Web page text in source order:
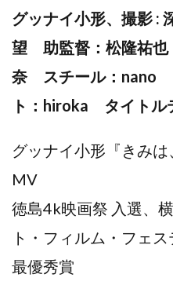
グッナイ小形、撮影 :
望 助監督：松隆祐
奈 スチール：nano
ト：hiroka タイトル
グッナイ小形『きみは
MV
徳島4k映画祭 入選、
ト・フィルム・フェ
最優秀賞